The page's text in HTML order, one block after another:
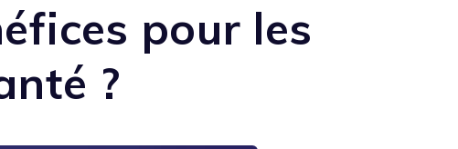
pour les
?